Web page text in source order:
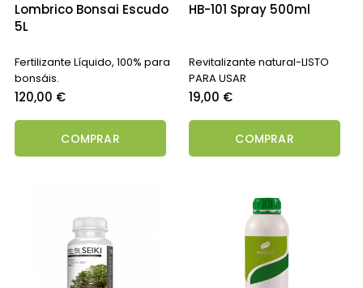
Lombrico Bonsai Escudo
5L
Fertilizante Líquido, 100% para
bonsáis.
Precio
120,00 €
COMPRAR
HB-101 Spray 500ml
Revitalizante natural-LISTO
PARA USAR
Precio
19,00 €
COMPRAR